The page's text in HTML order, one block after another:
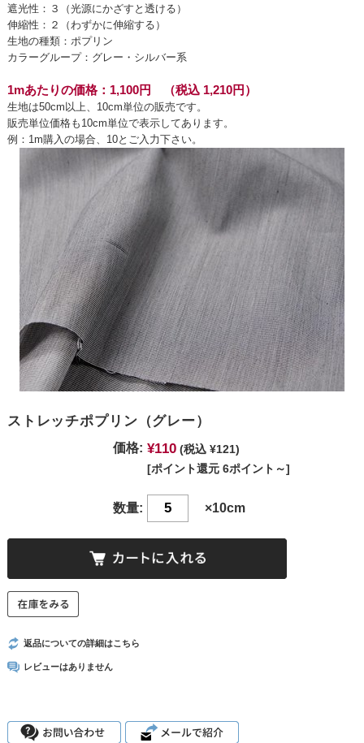
遮光性：３（光源にかざすと透ける）
伸縮性：２（わずかに伸縮する）
生地の種類：ポプリン
カラーグループ：グレー・シルバー系
1mあたりの価格：1,100円 （税込 1,210円）
生地は50cm以上、10cm単位の販売です。
販売単位価格も10cm単位で表示してあります。
例：1m購入の場合、10とご入力下さい。
ストレッチポプリン（グレー）
価格: ¥110 (税込 ¥121)
[ポイント還元 6ポイント～]
数量: ×10cm
返品についての詳細はこちら
レビューはありません